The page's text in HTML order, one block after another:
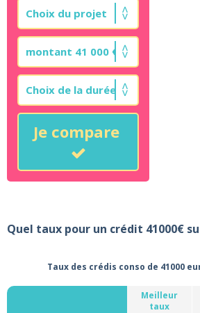
Je compare
Quel taux pour un crédit 41000€
Taux des crédis conso de 41000
Meilleur
taux